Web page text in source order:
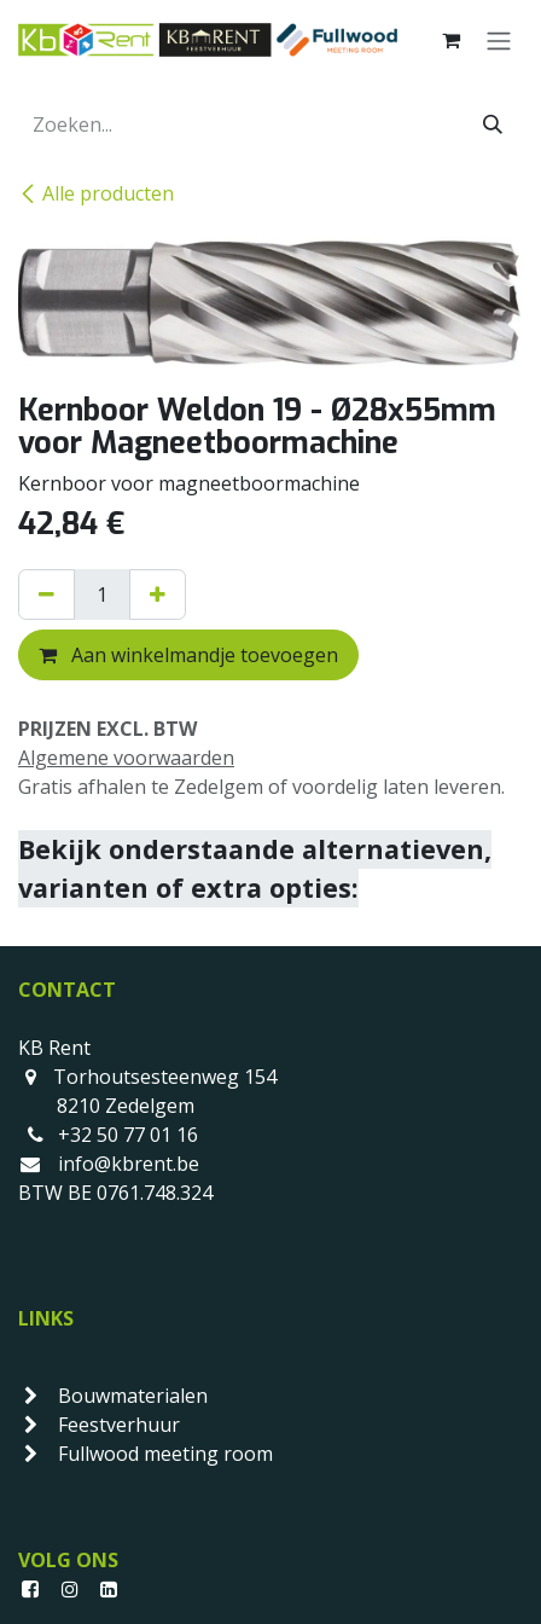
Alle producten
Kernboor Weldon 19 - Ø28x55mm
voor Magneetboormachine
Kernboor voor magneetboormachine
42,84 €
Aan winkelmandje toevoegen
PRIJZEN EXCL. BTW
Algemene voorwaarden
Gratis afhalen te Zedelgem of voordelig laten leveren.
Bekijk onderstaande alternatieven,
varianten of extra opties:
CONTACT
KB Rent
Torhoutsesteenweg 154
8210 Zedelgem
+32 50 77 01 16
info@kbrent.be
BTW BE 0761.748.324
LINKS
Bouwmaterialen
Feestverhuur
Fullwood meeting room
VOLG ONS